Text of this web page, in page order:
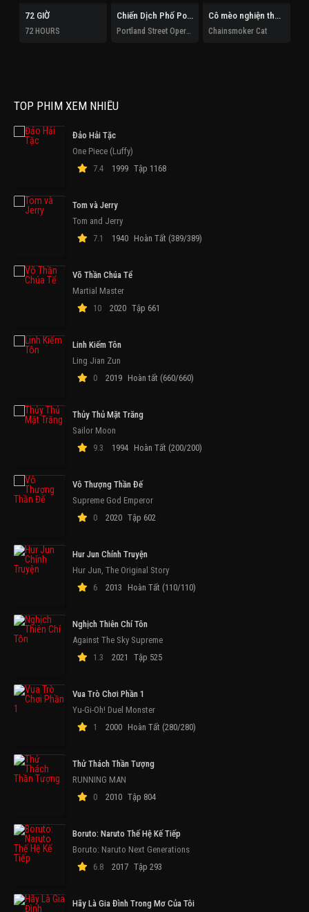
72 GIỜ
72 HOURS
Chiến Dịch Phố Portland Cô mèo nghiện thuốc lá
Chainsmoker Cat
TOP PHIM XEM NHIỀU
Đảo Hải Tặc
One Piece (Luffy)
7.4
1999 Tập 1168
Tom và Jerry
Tom and Jerry
7.1
1940 Hoàn Tất (389/389)
Võ Thần Chúa Tể
Martial Master
10
2020 Tập 661
Linh Kiếm Tôn
Ling Jian Zun
0
2019 Hoàn tất (660/660)
Thủy Thủ Mặt Trăng
Sailor Moon
9.3
1994 Hoàn Tất (200/200)
Vô Thượng Thần Đế
Supreme God Emperor
0
2020 Tập 602
Hur Jun Chính Truyện
Hur Jun, The Original Story
6
2013 Hoàn Tất (110/110)
Nghịch Thiên Chí Tôn
Against The Sky Supreme
1.3
2021 Tập 525
Vua Trò Chơi Phần 1
Yu-Gi-Oh! Duel Monster
1
2000 Hoàn Tất (280/280)
Thử Thách Thần Tượng
RUNNING MAN
0
2010 Tập 804
Boruto: Naruto Thế Hệ Kế Tiếp
Boruto: Naruto Next Generations
6.8
2017 Tập 293
Hãy Là Gia Đình Trong Mơ Của Tôi